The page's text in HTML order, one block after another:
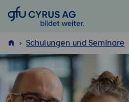
GFU Cyrus AG
Schulungen und Seminare